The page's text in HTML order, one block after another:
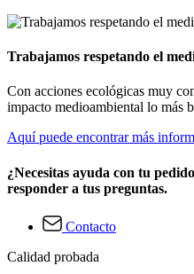
Trabajamos respetando el
Con acciones ecológicas muy
impacto medioambiental lo más
Aquí puede encontrar más
¿Necesitas ayuda con tu
responder a tus preguntas.
Contacto
Calidad probada